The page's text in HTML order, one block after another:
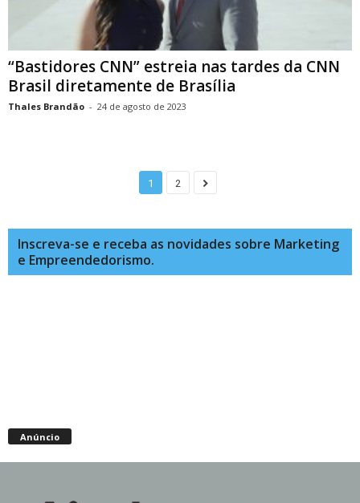
“Bastidores CNN” estreia nas tardes da CNN
Brasil diretamente de Brasília
Thales Brandão - 24 de agosto de 2023
1 2
Inscreva-se e receba as novidades sobre Marketing
e Empreendedorismo.
Anúncio